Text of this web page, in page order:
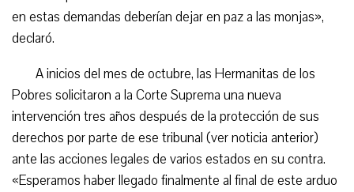
en estas demandas deberían dejar en paz a las monjas»,
declaró.
A inicios del mes de octubre, las Hermanitas de los
Pobres solicitaron a la Corte Suprema una nueva
intervención tres años después de la protección de sus
derechos por parte de ese tribunal (ver noticia anterior)
ante las acciones legales de varios estados en su contra.
«Esperamos haber llegado finalmente al final de este arduo